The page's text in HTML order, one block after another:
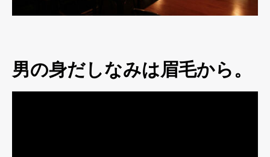
男の身だしなみは眉毛から。